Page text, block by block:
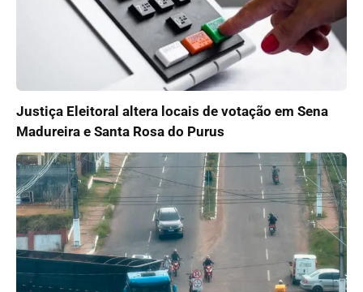
Justiça Eleitoral altera locais de votação em Sena
Madureira e Santa Rosa do Purus